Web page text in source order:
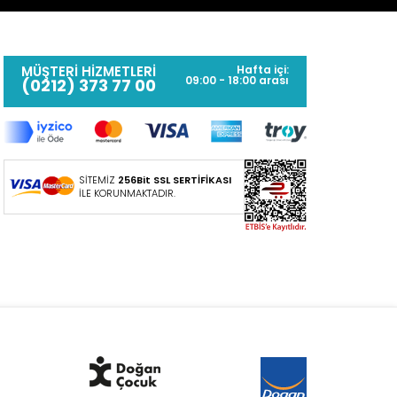
MÜŞTERİ HİZMETLERİ
(0212) 373 77 00
Hafta içi:
09:00 - 18:00 arası
SİTEMİZ 256Bit SSL SERTİFİKASI
İLE KORUNMAKTADIR.